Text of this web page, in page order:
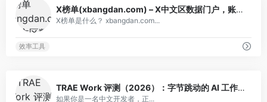
28
自学习智能客户体验公司Omilia完
成5810万欧元B轮融资，Expedition
Growth Capital领投
29
Asia Market Daily: Thai crypto
过去 10 年，你为什么没能变得更
X榜单(xbangdan.com) – X中文区数据门户，账号榜/推文榜/收益排行一站搞定
X榜单是什么？ xbangdan.com...
效率工具
TRAE Work 评测（2026）：字节跳动的 AI 工作助手，不止于写代码
如果你是一名中文开发者，正...